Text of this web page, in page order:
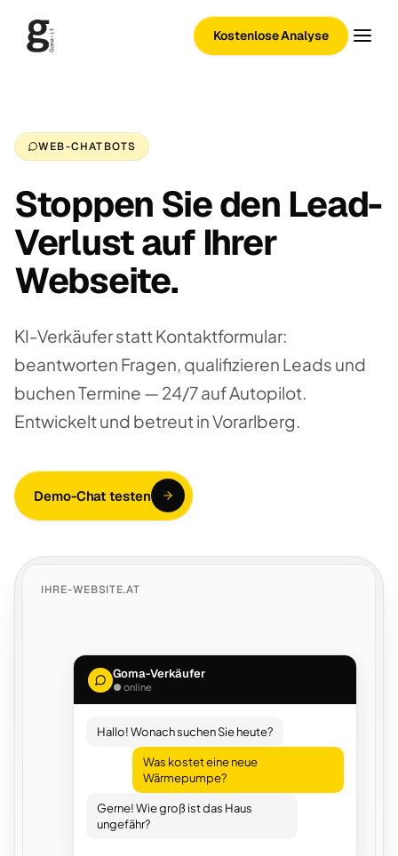
Kostenlose Analyse
WEB-CHATBOTS
Stoppen Sie den Lead-
Verlust auf Ihrer
Webseite.
KI-Verkäufer statt Kontaktformular:
beantworten Fragen, qualifizieren Leads und
buchen Termine — 24/7 auf Autopilot.
Entwickelt und betreut in Vorarlberg.
Demo-Chat testen
IHRE-WEBSITE.AT
Goma-Verkäufer
● online
Hallo! Wonach suchen Sie heute?
Was kostet eine neue
Wärmepumpe?
Gerne! Wie groß ist das Haus
ungefähr?